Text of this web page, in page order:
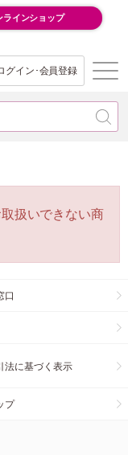
ラインショップ
グイン･会員登録
扱いできない商
口
法に基づく表示
プ